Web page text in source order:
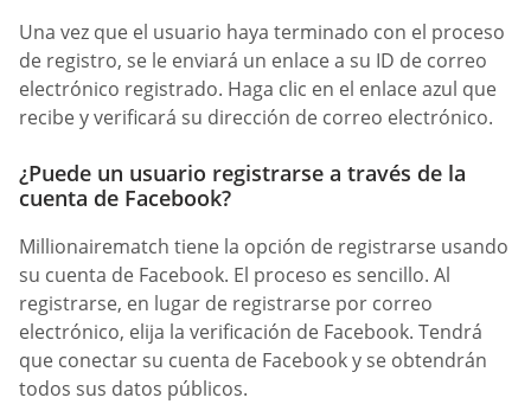
Una vez que el usuario haya terminado con el proceso
de registro, se le enviará un enlace a su ID de correo
electrónico registrado. Haga clic en el enlace azul que
recibe y verificará su dirección de correo electrónico.
¿Puede un usuario registrarse a través de la
cuenta de Facebook?
Millionairematch tiene la opción de registrarse usando
su cuenta de Facebook. El proceso es sencillo. Al
registrarse, en lugar de registrarse por correo
electrónico, elija la verificación de Facebook. Tendrá
que conectar su cuenta de Facebook y se obtendrán
todos sus datos públicos.